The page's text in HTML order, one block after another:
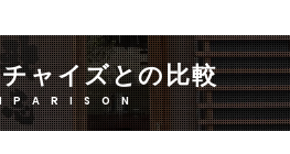
ャイズとの比較